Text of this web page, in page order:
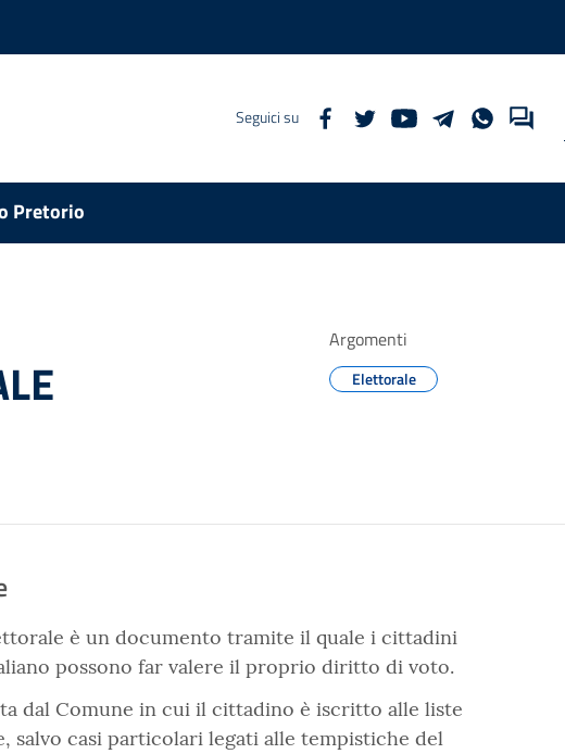
Seguici su
Pretorio
Argomenti
Elettorale
è un documento tramite il quale i cittadini
possono far valere il proprio diritto di voto.
dal Comune in cui il cittadino è iscritto alle liste
salvo casi particolari legati alle tempistiche del